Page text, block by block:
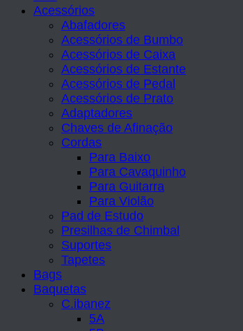
Acessórios
Abafadores
Acessórios de Bumbo
Acessórios de Caixa
Acessórios de Estante
Acessórios de Pedal
Acessórios de Prato
Adaptadores
Chaves de Afinação
Cordas
Para Baixo
Para Cavaquinho
Para Guitarra
Para Violão
Pad de Estudo
Presilhas de Chimbal
Suportes
Tapetes
Bags
Baquetas
C.ibanez
5A